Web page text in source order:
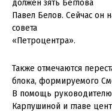
должен зять Беглова
Павел Белов. Сейчас он
совета
«Петроцентра».
Также отмечаются
блока, формируемого
В помощь руководителю
Карпушиной и главе